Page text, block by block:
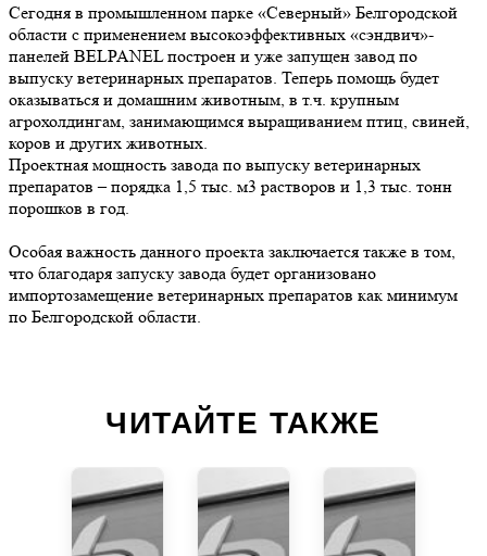
Сегодня в промышленном парке «Северный» Белгородской
области с применением высокоэффективных «сэндвич»-
панелей BELPANEL построен и уже запущен завод по
выпуску ветеринарных препаратов. Теперь помощь будет
оказываться и домашним животным, в т.ч. крупным
агрохолдингам, занимающимся выращиванием птиц, свиней,
коров и других животных.
Проектная мощность завода по выпуску ветеринарных
препаратов – порядка 1,5 тыс. м3 растворов и 1,3 тыс. тонн
порошков в год.
Особая важность данного проекта заключается также в том,
что благодаря запуску завода будет организовано
импортозамещение ветеринарных препаратов как минимум
по Белгородской области.
ЧИТАЙТЕ ТАКЖЕ